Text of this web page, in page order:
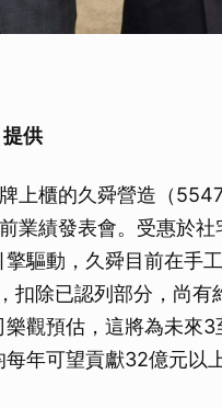
供
上櫃的久舜營造（
業績發表會。受惠於社
驅動，久舜目前在手
扣除已認列部分，尚有
樂觀預估，這將為未來3
年可望貢獻32億元以